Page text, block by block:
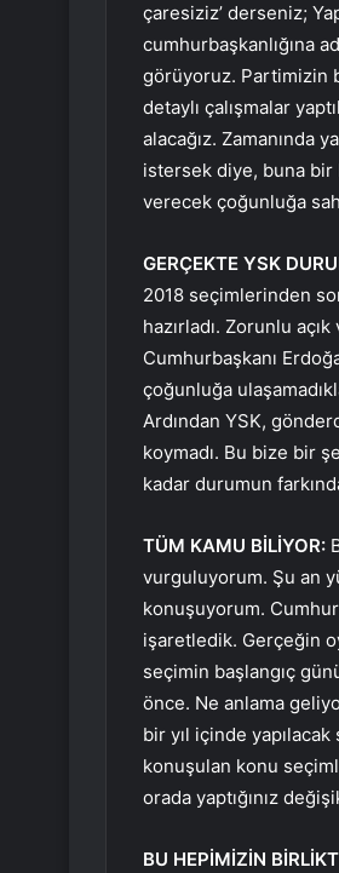
çaresiziz’ derseniz;
cumhurbaşkanlığına
görüyoruz. Partimizin
detaylı çalışmalar
alacağız. Zamanında
istersek diye, buna bir
verecek çoğunluğa
GERÇEKTE YSK
2018 seçimlerinden
hazırladı. Zorunlu
Cumhurbaşkanı
çoğunluğa
Ardından YSK,
koymadı. Bu bize bir
kadar durumun
TÜM KAMU BİLİYOR:
vurguluyorum. Şu an
konuşuyorum.
işaretledik. Gerçeğin
seçimin başlangıç
önce. Ne anlama
bir yıl içinde
konuşulan konu
orada yaptığınız
BU HEPİMİZİN